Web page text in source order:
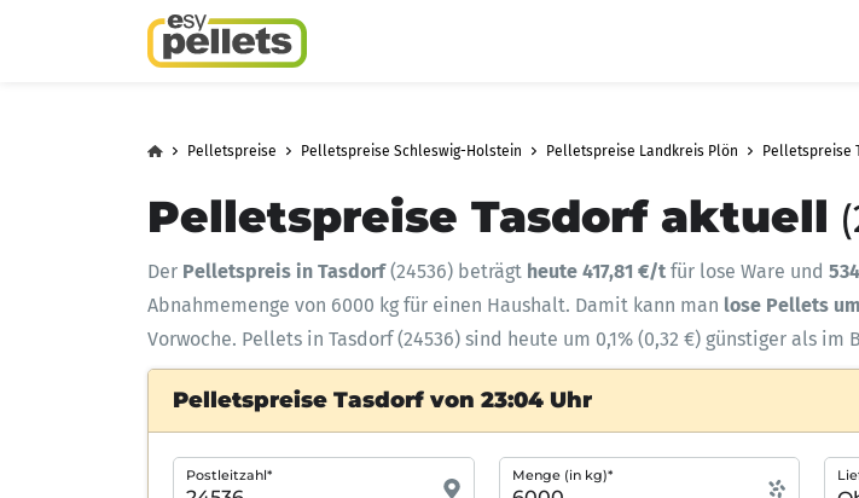
Pelletspreise Pelletspreise Schleswig-Holstein Pelletspreise Landkreis Plön Pelletspreise
Pelletspreise Tasdorf aktuell
Der Pelletspreis in Tasdorf(24536) beträgt heute 417,81 €/t für lose Ware und
Abnahmemenge von 6000 kg für einen Haushalt. Damit kann man lose Pellets
Vorwoche. Pellets in Tasdorf (24536) sind heute um 0,1% (0,32 €) günstiger als im
Pelletspreise Tasdorf von 23:04 Uhr
Postleitzahl* Menge (in kg)*